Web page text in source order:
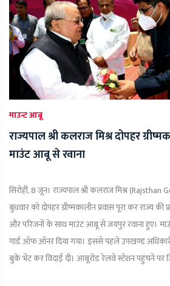
माउन्ट आबू
राज्यपाल श्री कलराज मिश्र दोपहर
माउंट आबू से रवाना
सिरोही, 8 जून। राज्यपाल श्री कलराज मिश्र
बुधवार को दोपहर ग्रीष्मकालीन प्रवास पूरा कर राज्य की
और परिजनों के साथ माउंट आबू से जयपुर रवाना हुए।
गार्ड ऑफ ऑनर दिया गया। इससे पहले उपखण्ड
बुके भेंट कर विदाई दी। आबूरोड रेलवे स्टेशन पहुंचने पर